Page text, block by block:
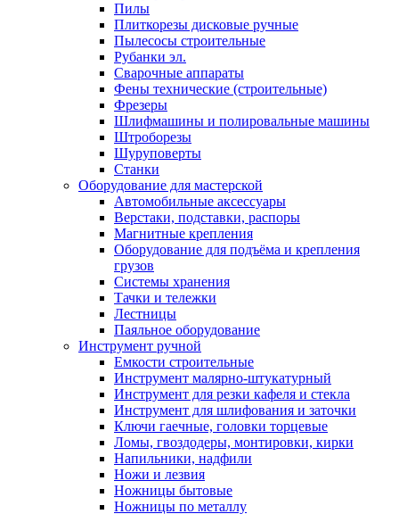
Пилы
Плиткорезы дисковые ручные
Пылесосы строительные
Рубанки эл.
Сварочные аппараты
Фены технические (строительные)
Фрезеры
Шлифмашины и полировальные машины
Штроборезы
Шуруповерты
Станки
Оборудование для мастерской
Автомобильные аксессуары
Верстаки, подставки, распоры
Магнитные крепления
Оборудование для подъёма и крепления
грузов
Системы хранения
Тачки и тележки
Лестницы
Паяльное оборудование
Инструмент ручной
Емкости строительные
Инструмент малярно-штукатурный
Инструмент для резки кафеля и стекла
Инструмент для шлифования и заточки
Ключи гаечные, головки торцевые
Ломы, гвоздодеры, монтировки, кирки
Напильники, надфили
Ножи и лезвия
Ножницы бытовые
Ножницы по металлу